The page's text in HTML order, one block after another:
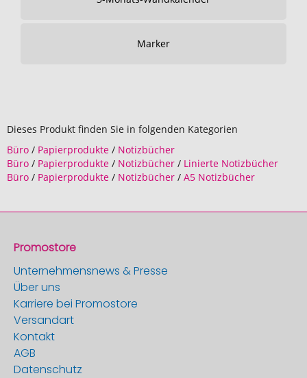
Marker
Dieses Produkt finden Sie in folgenden Kategorien
Büro / Papierprodukte / Notizbücher
Büro / Papierprodukte / Notizbücher / Linierte Notizbücher
Büro / Papierprodukte / Notizbücher / A5 Notizbücher
Promostore
Unternehmensnews & Presse
Über uns
Karriere bei Promostore
Versandart
Kontakt
AGB
Datenschutz